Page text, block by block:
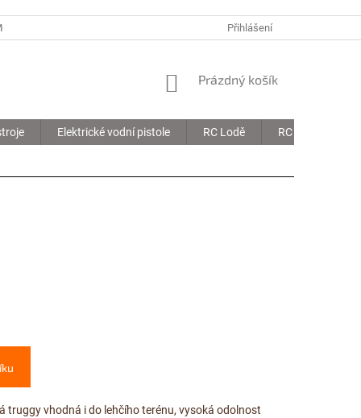
OBJEDNÁVKA Přihlášení
NÁKUPNÍ
Prázdný košík
Elektrické vodní pistole RC Lodě RC Drony
truggy vhodná i do lehčího terénu, vysoká odolnost